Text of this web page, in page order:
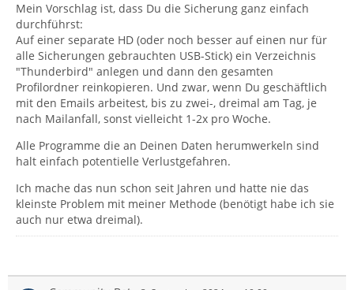
Mein Vorschlag ist, dass Du die Sicherung ganz einfach
durchführst:
Auf einer separate HD (oder noch besser auf einen nur für
alle Sicherungen gebrauchten USB-Stick) ein Verzeichnis
"Thunderbird" anlegen und dann den gesamten
Profilordner reinkopieren. Und zwar, wenn Du geschäftlich
mit den Emails arbeitest, bis zu zwei-, dreimal am Tag, je
nach Mailanfall, sonst vielleicht 1-2x pro Woche.
Alle Programme die an Deinen Daten herumwerkeln sind
halt einfach potentielle Verlustgefahren.
Ich mache das nun schon seit Jahren und hatte nie das
kleinste Problem mit meiner Methode (benötigt habe ich sie
auch nur etwa dreimal).